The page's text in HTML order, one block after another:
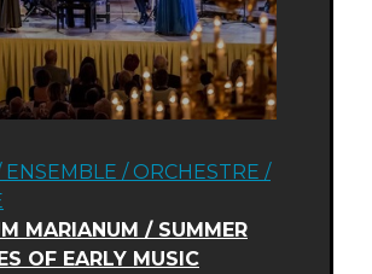
ENSEMBLE / ORCHESTRE /
MARIANUM / SUMMER
OF EARLY MUSIC